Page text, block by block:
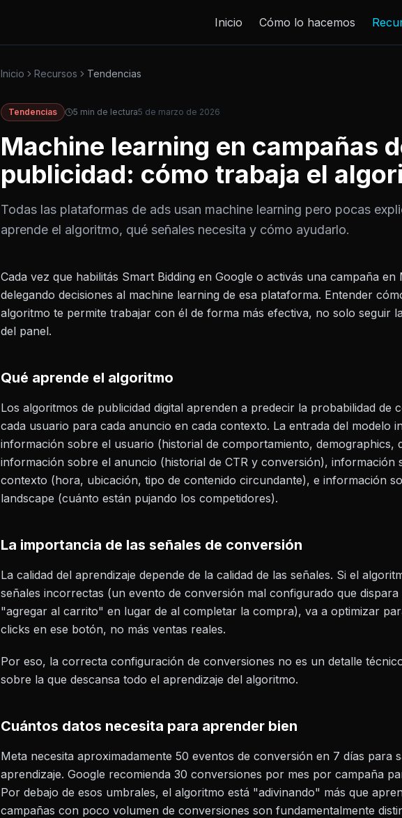
Inicio Cómo lo hacemos
Inicio Recursos Tendencias
Tendencias 5 min de lectura5 de marzo de 2026
Machine learning en campañas
publicidad: cómo trabaja el
Todas las plataformas de ads usan machine learning pero pocas
aprende el algoritmo, qué señales necesita y cómo ayudarlo.
Cada vez que habilitás Smart Bidding en Google o activás una campaña en
delegando decisiones al machine learning de esa plataforma. Entender
algoritmo te permite trabajar con él de forma más efectiva, no solo seguir
del panel.
Qué aprende el algoritmo
Los algoritmos de publicidad digital aprenden a predecir la probabilidad de
cada usuario para cada anuncio en cada contexto. La entrada del modelo
información sobre el usuario (historial de comportamiento, demographics,
información sobre el anuncio (historial de CTR y conversión), información
contexto (hora, ubicación, tipo de contenido circundante), e información
landscape (cuánto están pujando los competidores).
La importancia de las señales de conversión
La calidad del aprendizaje depende de la calidad de las señales. Si el
señales incorrectas (un evento de conversión mal configurado que
"agregar al carrito" en lugar de al completar la compra), va a optimizar
clicks en ese botón, no más ventas reales.
Por eso, la correcta configuración de conversiones no es un detalle
sobre la que descansa todo el aprendizaje del algoritmo.
Cuántos datos necesita para aprender bien
Meta necesita aproximadamente 50 eventos de conversión en 7 días para
aprendizaje. Google recomienda 30 conversiones por mes por campaña
Por debajo de esos umbrales, el algoritmo está "adivinando" más que
campañas con poco volumen de conversiones son fundamentalmente